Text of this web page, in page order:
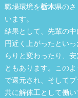
職場環境を栃木県の
います。
結果として、先輩の中
円近く上がったとい
らりと変わったり、
ともあります。この
で還元され、そして
共に解体工として働い